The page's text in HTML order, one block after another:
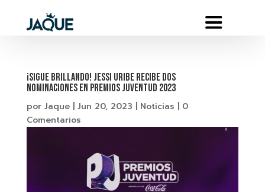
¡Sigue Brillando! Jessi Uribe recibe dos
nominaciones en Premios Juventud 2023
por Jaque| Jun 20, 2023 Noticias
0
Comentarios